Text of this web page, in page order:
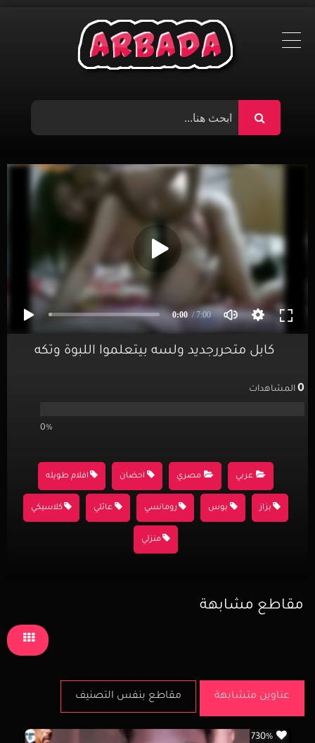
content
0:00 / 7:00
كابل متحررجديد ولسه بيتعلموا اللبوة وتكه
0المشاهدات
0%
عربي مصري احضان افلام طويله
بزاز بوس رومانسي عائلي كلاسيكي
منزلي
مقاطع مشابهة
عناوين متشابهة مقاطع بنفس التصنيف
730%